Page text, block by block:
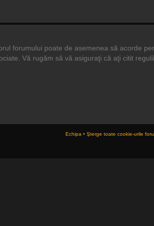
forumului poate de asemenea să acorde
Vă rugăm să vă asiguraţi că aţi citit
Echipa •Şterge toate cookie-urile